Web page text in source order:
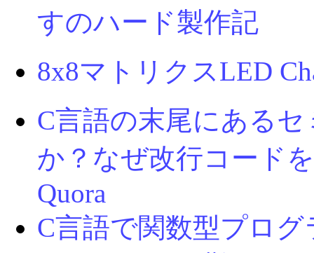
すのハード製作記
8x8マトリクスLED
C言語の末尾にある
か？なぜ改行コード
Quora
C言語で関数型プロ